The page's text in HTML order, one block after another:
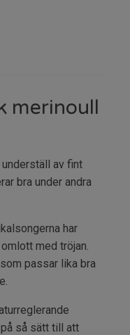
merinoull
av fint
bra under andra
har
med tröjan.
passar lika bra
så sätt till att